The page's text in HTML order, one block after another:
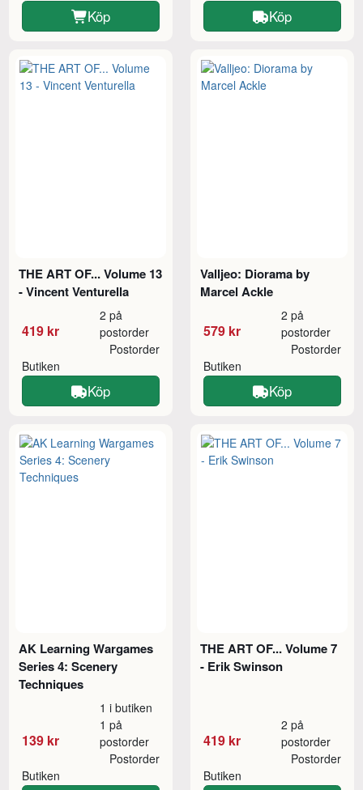
Köp Köp
THE ART OF... Volume 13
- Vincent Venturella
419 kr
2 på
postorder
Butiken
Postorder
Köp
Valljeo: Diorama by
Marcel Ackle
579 kr
2 på
postorder
Butiken
Postorder
Köp
AK Learning Wargames
Series 4: Scenery
Techniques
139 kr
1 i butiken
1 på
postorder
Butiken
Postorder
THE ART OF... Volume 7
- Erik Swinson
419 kr
2 på
postorder
Butiken
Postorder